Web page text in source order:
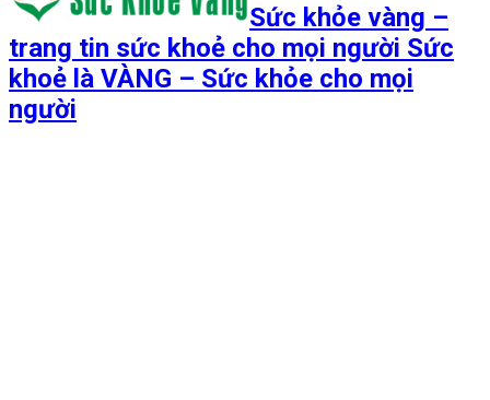
Sức khỏe vàng –
trang tin sức khoẻ cho mọi người Sức
khoẻ là VÀNG – Sức khỏe cho mọi
người